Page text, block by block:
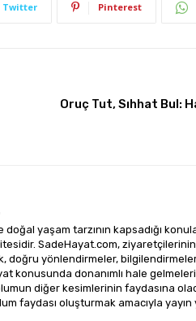
Twitter Pinterest
Oruç Tut, Sıhhat Bul:
yaşam tarzının kapsadığı
SadeHayat.com, ziyaretçilerinin
doğru yönlendirmeler,
konusunda donanımlı hale
diğer kesimlerinin faydasına
faydası oluşturmak amacıyla yayın